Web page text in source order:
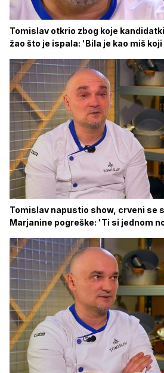
Tomislav otkrio zbog koje
žao što je ispala: 'Bila je kao miš
Tomislav napustio show, crveni se
Marjanine pogreške: 'Ti si jednom